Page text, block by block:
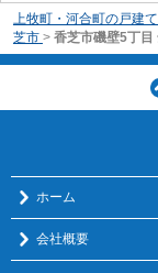
上牧町・河合町の戸建
芝市 > 香芝市磯壁5丁目
ホーム
会社概要